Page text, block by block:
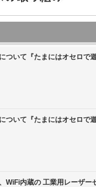
ついて『たまにはオセロで
ついて『たまにはオセロで
WiFi内蔵の 工業用レーザー